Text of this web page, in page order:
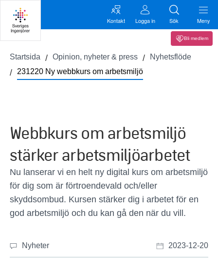
Kontakt Logga in Sök Meny
Bli medlem
Startsida Opinion, nyheter & press
Nyhetsflöde
231220 Ny webbkurs om arbetsmiljö
Webbkurs om arbetsmiljö
stärker arbetsmiljöarbetet
Nu lanserar vi en helt ny digital kurs om arbetsmiljö
för dig som är förtroendevald och/eller
skyddsombud. Kursen stärker dig i arbetet för en
god arbetsmiljö och du kan gå den när du vill.
Nyheter 2023-12-20